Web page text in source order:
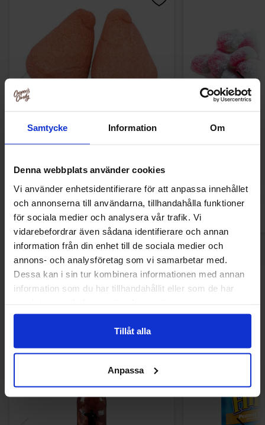
Samtycke Information Om
Denna webbplats använder cookies
Vi använder enhetsidentifierare för att anpassa innehållet
och annonserna till användarna, tillhandahålla funktioner
för sociala medier och analysera vår trafik. Vi
vidarebefordrar även sådana identifierare och annan
information från din enhet till de sociala medier och
annons- och analysföretag som vi samarbetar med.
Dessa kan i sin tur kombinera informationen med annan
information som du har tillhandahållit eller som de har
Tillåt alla
Anpassa
13.89 EUR
Osta
Muutkin ostivat